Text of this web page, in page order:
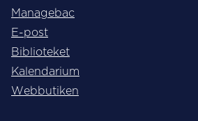
Managebac
E-post
Biblioteket
Kalendarium
Webbutiken